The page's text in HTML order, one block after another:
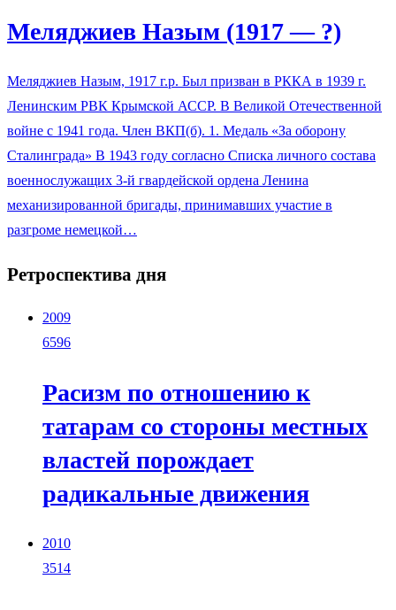
Меляджиев Назым (1917 — ?)
Меляджиев Назым, 1917 г.р. Был призван в РККА в 1939 г.
Ленинским РВК Крымской АССР. В Великой Отечественной
войне с 1941 года. Член ВКП(б). 1. Медаль «За оборону
Сталинграда» В 1943 году согласно Списка личного состава
военнослужащих 3-й гвардейской ордена Ленина
механизированной бригады, принимавших участие в
разгроме немецкой…
Ретроспектива дня
2009
6596
Расизм по отношению к
татарам со стороны местных
властей порождает
радикальные движения
2010
3514